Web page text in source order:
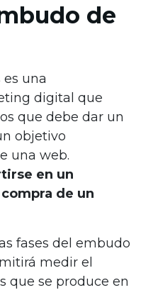
de
una
digital que
que debe dar un
objetivo
una web.
en un
de un
fases del embudo
medir el
que se produce en